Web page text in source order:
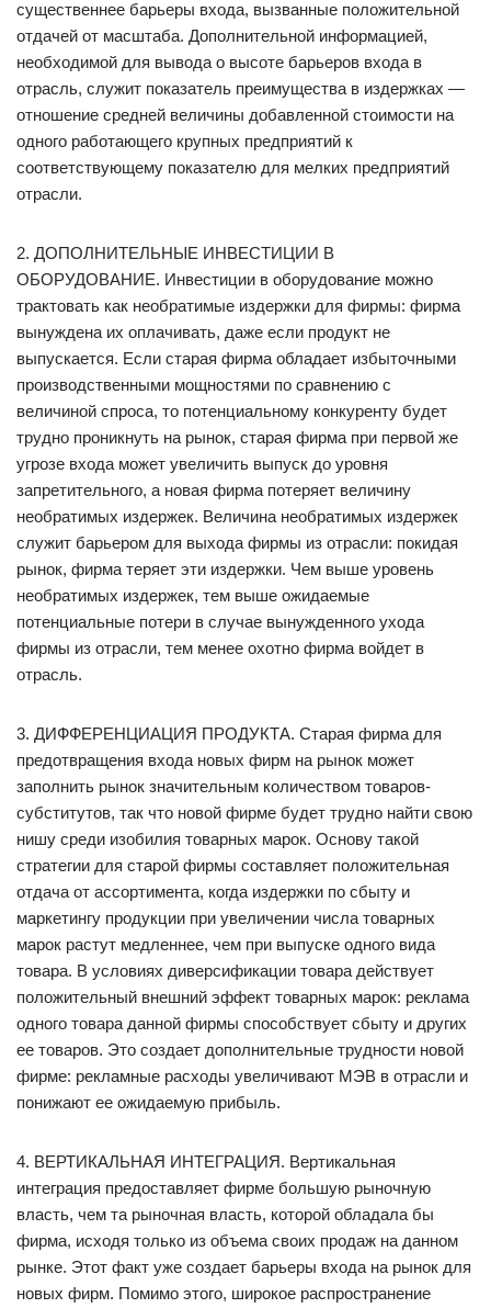
существеннее барьеры входа, вызванные положительной
отдачей от масштаба. Дополнительной информацией,
необходимой для вывода о высоте барьеров входа в
отрасль, служит показатель преимущества в издержках —
отношение средней величины добавленной стоимости на
одного работающего крупных предприятий к
соответствующему показателю для мелких предприятий
отрасли.
2. ДОПОЛНИТЕЛЬНЫЕ ИНВЕСТИЦИИ В
ОБОРУДОВАНИЕ. Инвестиции в оборудование можно
трактовать как необратимые издержки для фирмы: фирма
вынуждена их оплачивать, даже если продукт не
выпускается. Если старая фирма обладает избыточными
производственными мощностями по сравнению с
величиной спроса, то потенциальному конкуренту будет
трудно проникнуть на рынок, старая фирма при первой же
угрозе входа может увеличить выпуск до уровня
запретительного, а новая фирма потеряет величину
необратимых издержек. Величина необратимых издержек
служит барьером для выхода фирмы из отрасли: покидая
рынок, фирма теряет эти издержки. Чем выше уровень
необратимых издержек, тем выше ожидаемые
потенциальные потери в случае вынужденного ухода
фирмы из отрасли, тем менее охотно фирма войдет в
отрасль.
3. ДИФФЕРЕНЦИАЦИЯ ПРОДУКТА. Старая фирма для
предотвращения входа новых фирм на рынок может
заполнить рынок значительным количеством товаров-
субститутов, так что новой фирме будет трудно найти свою
нишу среди изобилия товарных марок. Основу такой
стратегии для старой фирмы составляет положительная
отдача от ассортимента, когда издержки по сбыту и
маркетингу продукции при увеличении числа товарных
марок растут медленнее, чем при выпуске одного вида
товара. В условиях диверсификации товара действует
положительный внешний эффект товарных марок: реклама
одного товара данной фирмы способствует сбыту и других
ее товаров. Это создает дополнительные трудности новой
фирме: рекламные расходы увеличивают МЭВ в отрасли и
понижают ее ожидаемую прибыль.
4. ВЕРТИКАЛЬНАЯ ИНТЕГРАЦИЯ. Вертикальная
интеграция предоставляет фирме большую рыночную
власть, чем та рыночная власть, которой обладала бы
фирма, исходя только из объема своих продаж на данном
рынке. Этот факт уже создает барьеры входа на рынок для
новых фирм. Помимо этого, широкое распространение